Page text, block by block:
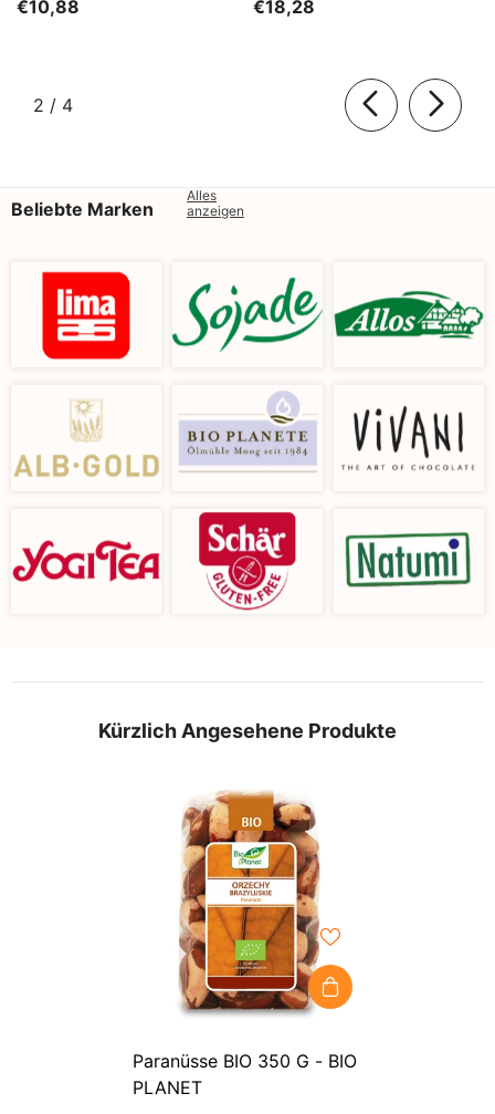
€10,88 €18,28
2 / von
4
Beliebte Marken
Alles
anzeigen
Kürzlich Angesehene Produkte
Paranüsse BIO 350 G - BIO
PLANET